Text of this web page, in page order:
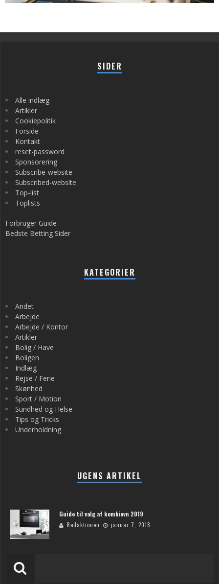
SIDER
Alle indlæg
Artikler
Cookiepolitik
Forside
Kontakt
reset-password
Sponsorering
Subscribe-website
Subscribed-website
Top-list
Toplists
Forbruger Guide
Bedste Betting Sider
KATEGORIER
Andet
Arbejde
Arbejde / Kontor
Artikler
Bolig / Have
Boligen
Indlæg
Rejse / Ferie
Skønhed
Sport / Motion
Sundhed og Helse
Tips og Tricks
Underholdning
UGENS ARTIKEL
Guide til valg af kombiovn 2019
Redaktionen januar 7, 2018